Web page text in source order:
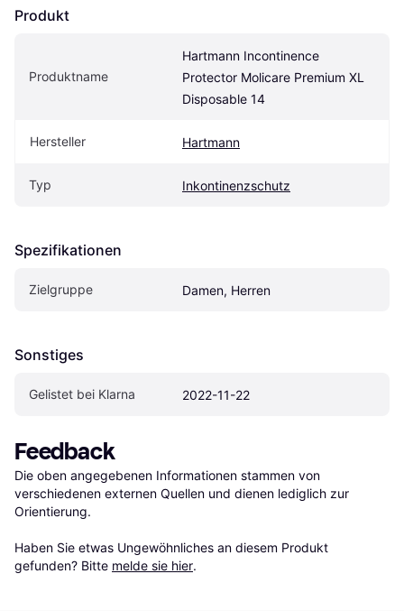
Produkt
Produktname
Hartmann Incontinence
Protector Molicare Premium XL
Disposable 14
Hersteller Hartmann
Typ Inkontinenzschutz
Spezifikationen
Zielgruppe Damen, Herren
Sonstiges
Gelistet bei Klarna 2022-11-22
Feedback
Die oben angegebenen Informationen stammen von
verschiedenen externen Quellen und dienen lediglich zur
Orientierung.
Haben Sie etwas Ungewöhnliches an diesem Produkt
gefunden? Bitte melde sie hier.